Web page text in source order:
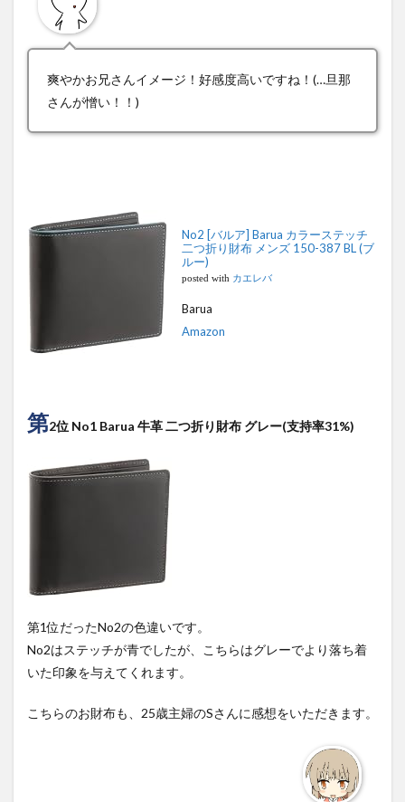
爽やかお兄さんイメージ！好感度高いですね！(…旦那
さんが憎い！！)
No2 [バルア] Barua カラーステッチ
二つ折り財布 メンズ 150-387 BL (ブ
ルー)
posted with カエレバ
Barua
Amazon
第2位 No1 Barua 牛革 二つ折り財布 グレー(支持率31%)
第1位だったNo2の色違いです。
No2はステッチが青でしたが、こちらはグレーでより落ち着
いた印象を与えてくれます。
こちらのお財布も、25歳主婦のSさんに感想をいただきます。